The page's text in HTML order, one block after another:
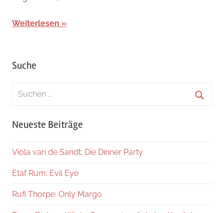
Weiterlesen
Suche
Suchen
Neueste Beiträge
Viola van de Sandt: Die Dinner Party
Etaf Rum: Evil Eye
Rufi Thorpe: Only Margo